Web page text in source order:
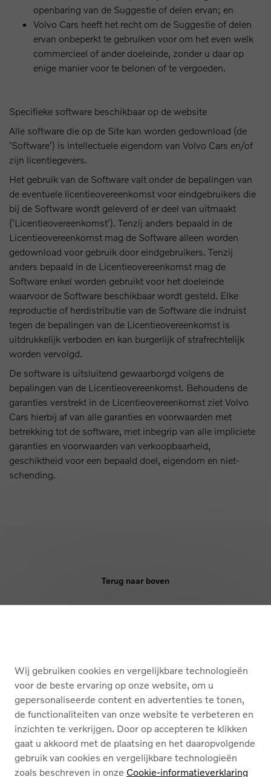
openbaring van de Suggestie of delen ervan; en
Volvo Cars heeft het recht om de Suggestie of delen
ervan onbeperkt te gebruiken voor om het even welk
commercieel of ander doeleinde, zonder u daar op
enige manier voor te belonen of te vergoeden.
Specifieke software beschikbaar op de website
Alle software die op de Site kan worden gedownload (de
'Software') is intellectuele eigendom van Volvo Cars en/of
zijn licentiegevers.
Het gebruik van de Software valt onder de bepalingen van
de eventuele licentieovereenkomst voor eindgebruikers die
bij de Software wordt geleverd of er deel van uitmaakt
('Licentieovereenkomst'). Tenzij anders bepaald in de
Licentieovereenkomst mag de Software alleen worden
gedownload voor gebruik door eindgebruikers. Tenzij
anders bepaald in de Licentieovereenkomst mag de
Software enkel worden gebruikt voor het doeleinde
waarvoor de Software beschikbaar wordt gesteld. Elke
reproductie of herdistributie van de Software die indruist
tegen de bepalingen van de Licentieovereenkomst is
uitdrukkelijk verboden en kan burgerlijk of strafrechtelijk
worden vervolgd.
De software is uitsluitend gewaarborgd volgens de
bepalingen van de Licentieovereenkomst. Behoudens de
garanties verstrekt in de Licentieovereenkomst ziet Volvo
Cars hierbij af van alle garanties en voorwaarden met
betrekking tot de software, met inbegrip van alle impliciete
garanties en voorwaarden van verkoopbaarheid,
geschiktheid voor een bepaald doel, eigendom en niet-
schending.
Terug naar boven
OVER ONS
Nederlands Français
Wij gebruiken cookies en vergelijkbare technologieën
voor de beste ervaring op onze website, om u
gepersonaliseerde content en advertenties te tonen,
de functionaliteiten van onze website te verbeteren en
inzichten te verkrijgen. Door op accepteren te klikken
gaat u akkoord met de plaatsing en het daaropvolgende
gebruik van cookies en vergelijkbare technologieën
zoals beschreven in onze Cookie-informatieverklaring